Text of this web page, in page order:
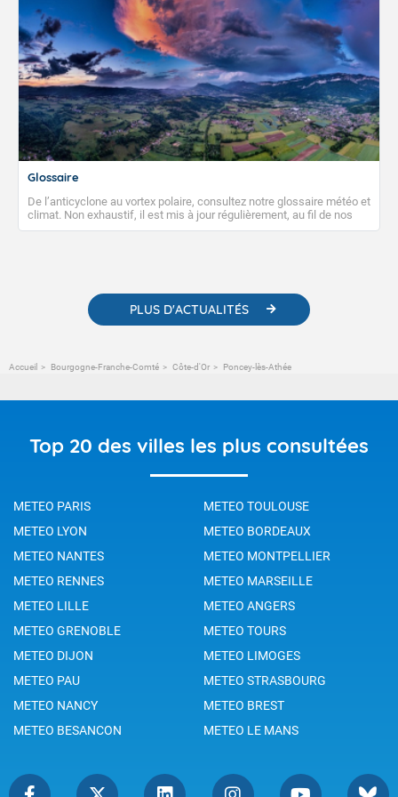
Glossaire
De l’anticyclone au vortex polaire, consultez notre glossaire météo et
climat. Non exhaustif, il est mis à jour régulièrement, au fil de nos
publications. Vous y trouverez également des liens utiles vers nos
PLUS D'ACTUALITÉS
Accueil Bourgogne-Franche-Comté Côte-d'Or Poncey-lès-Athée
Top 20 des villes les plus consultées
METEO PARIS
METEO TOULOUSE
METEO LYON
METEO BORDEAUX
METEO NANTES
METEO MONTPELLIER
METEO RENNES
METEO MARSEILLE
METEO LILLE
METEO ANGERS
METEO GRENOBLE
METEO TOURS
METEO DIJON
METEO LIMOGES
METEO PAU
METEO STRASBOURG
METEO NANCY
METEO BREST
METEO BESANCON
METEO LE MANS